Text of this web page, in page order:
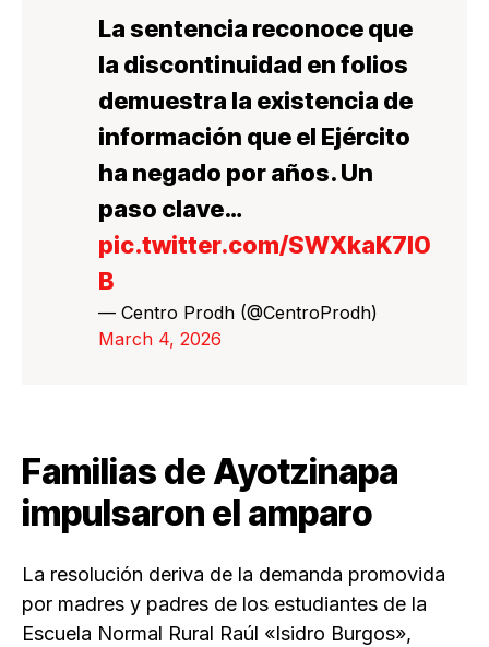
La sentencia reconoce que
la discontinuidad en folios
demuestra la existencia de
información que el Ejército
ha negado por años. Un
paso clave…
pic.twitter.com/SWXkaK7l0
B
— Centro Prodh (@CentroProdh)
March 4, 2026
Familias de Ayotzinapa
impulsaron el amparo
La resolución deriva de la demanda promovida
por madres y padres de los estudiantes de la
Escuela Normal Rural Raúl «Isidro Burgos»,